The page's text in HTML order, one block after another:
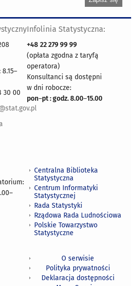
30 00
Infolinia Statystyczna:
+48 22 279 99 99
(opłata zgodna z taryfą
operatora)
Konsultanci są dostępni
w dni robocze:
pon–pt : godz. 8.00–15.00
–
Centralna Biblioteka
Statystyczna
Centrum Informatyki
Statystycznej
Rada Statystyki
Rządowa Rada Ludnościowa
Polskie Towarzystwo
Statystyczne
O serwisie
Polityka prywatności
Deklaracja dostępności